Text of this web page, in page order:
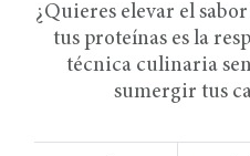
¿Quieres elevar el
tus proteínas es la
técnica culinaria
sumergir tus